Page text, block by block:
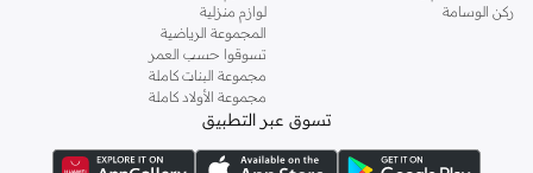
ركن الوسامة
لوازم منزلية
المجموعة الرياضية
تسوقوا حسب العمر
مجموعة البنات كاملة
مجموعة الأولاد كاملة
تسوق عبر التطبيق